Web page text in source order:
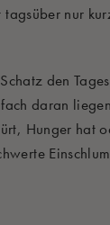
nur
den
daran
Hunger hat